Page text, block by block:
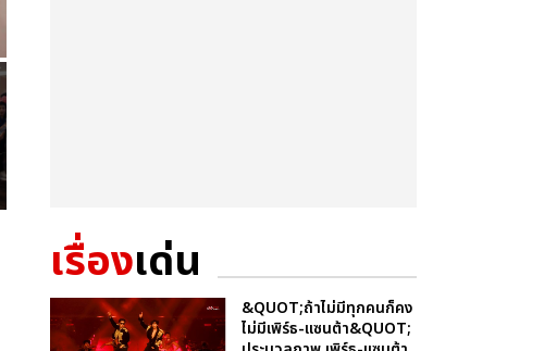
เรื่องเด่น
&QUOT;ถ้าไม่มีทุกคนก็คง
ไม่มีเพิร์ธ-แซนต้า&QUOT;